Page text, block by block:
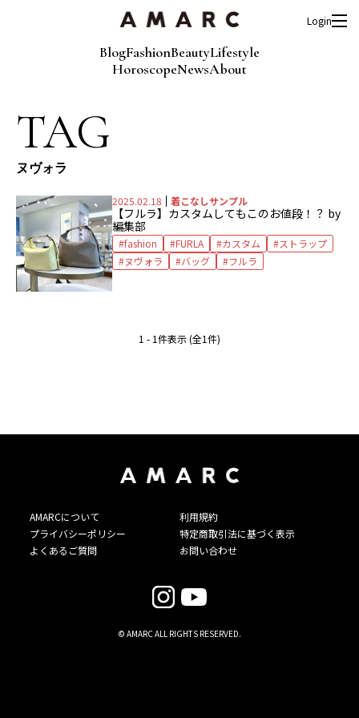
BlogFashionBeautyLifestyle
HoroscopeNewsAbout
Login
TAG
ヌヴォラ
2025.02.18 着こなしサンプル
【フルラ】カスタムしてもこのお値段！？ by
編集部
fashion FURLA カスタム
ストラップ
ヌヴォラ
バッグ フルラ
1 - 1件表示 (全1件)
AMARCについて
利用規約
プライバシーポリシー
特定商取引法に基づく表示
よくあるご質問
お問い合わせ
© AMARC ALL RIGHTS RESERVED.